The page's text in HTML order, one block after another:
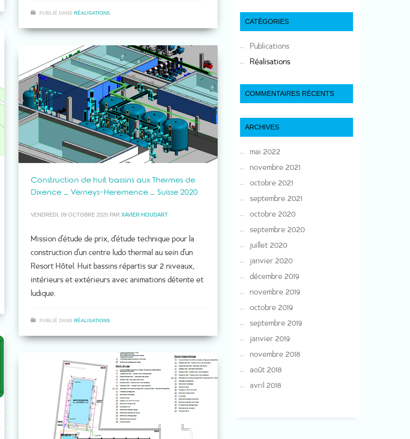
PUBLIÉ DANS RÉALISATIONS
Construction de huit bassins aux Thermes de
Dixence – Verneys-Heremence – Suisse 2020
VENDREDI, 09 OCTOBRE 2020 PAR XAVIER HOUDART
Mission d’étude de prix, d’étude technique pour la
construction d’un centre ludo thermal au sein d’un
Resort Hôtel. Huit bassins répartis sur 2 niveaux,
intérieurs et extérieurs avec animations détente et
ludique.
PUBLIÉ DANS RÉALISATIONS
CATÉGORIES
Publications
Réalisations
COMMENTAIRES RÉCENTS
ARCHIVES
mai 2022
novembre 2021
octobre 2021
septembre 2021
octobre 2020
septembre 2020
juillet 2020
janvier 2020
décembre 2019
novembre 2019
octobre 2019
septembre 2019
janvier 2019
novembre 2018
août 2018
avril 2018